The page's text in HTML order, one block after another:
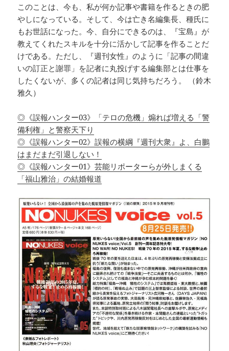
このことは、今も、私が何か記事や書籍を作るときの肥
やしになっている。そして、今は亡き名編集長、種氏に
もお世話になった。今、自分にできるのは、『宝島』が
教えてくれたスキルを十分に活かして記事を作ることだ
けである。ただし、『週刊女性』のように「記事の間違
いの訂正と謝罪」を記者に丸投げする編集部とは仕事を
したくないが、多くの記者は同じ気持ちだろう。 （鈴木
雅久）
◎《誤報ハンター03》「テロの危機」煽れば増える「警
備利権」と警察天下り
◎《誤報ハンター02》誤報の横綱『週刊大衆』よ、白鵬
はまだまだ引退しない！
◎《誤報ハンター01》芸能リポーターらが外しまくる
「福山雅治」の結婚報道